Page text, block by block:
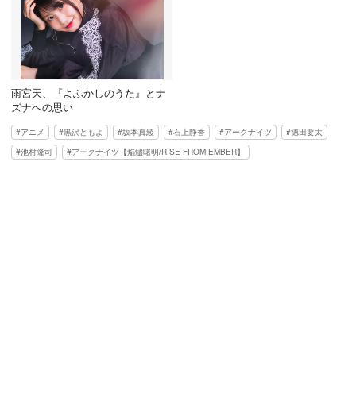
雨宮天、『よふかしのうた』とナ
ズナへの思い
アニメ 黒沢ともよ 坂本真綾 石上静香 アークナイツ
徳田要太
池村隆司
アークナイツ【焔燼曙明/RISE FROM EMBER】